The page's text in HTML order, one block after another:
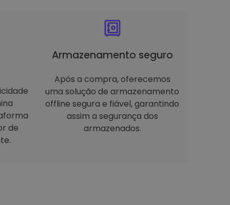
de
Armazenamento seguro
Após a compra, oferecemos
uma solução de armazenamento
offline segura e fiável, garantindo
assim a segurança dos
armazenados.